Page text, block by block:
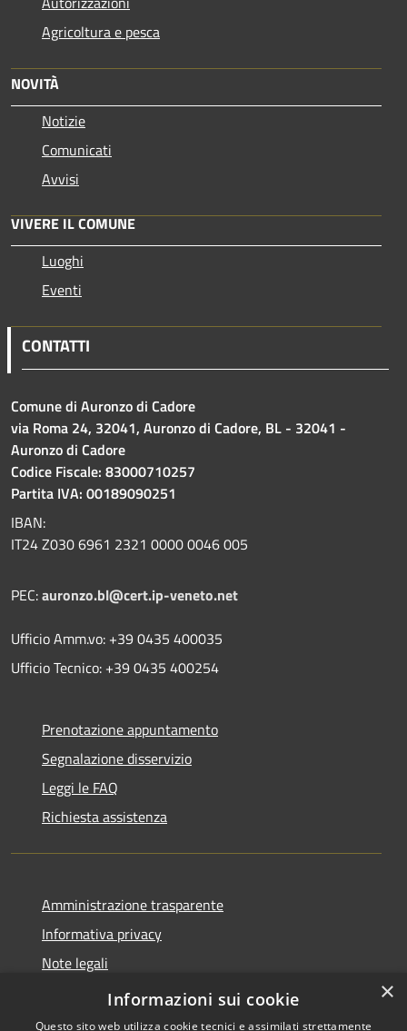
Agricoltura e pesca
NOVITÀ
Notizie
Comunicati
Avvisi
VIVERE IL COMUNE
Luoghi
Eventi
CONTATTI
Comune di Auronzo di Cadore
via Roma 24, 32041, Auronzo di Cadore, BL - 32041 -
Auronzo di Cadore
Codice Fiscale: 83000710257
Partita IVA: 00189090251
IBAN:
IT24 Z030 6961 2321 0000 0046 005
PEC:auronzo.bl@cert.ip-veneto.net
Ufficio Amm.vo: +39 0435 400035
Ufficio Tecnico: +39 0435 400254
Prenotazione appuntamento
Segnalazione disservizio
Leggi le FAQ
Richiesta assistenza
Amministrazione trasparente
Informativa privacy
Note legali
Dichiarazione di accessibilità
×
Informazioni sui cookie
Questo sito web utilizza cookie tecnici e assimilati strettamente